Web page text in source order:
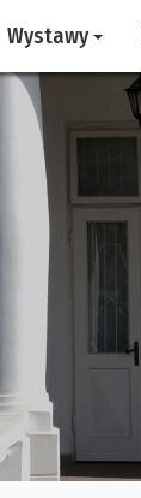
Wystawy